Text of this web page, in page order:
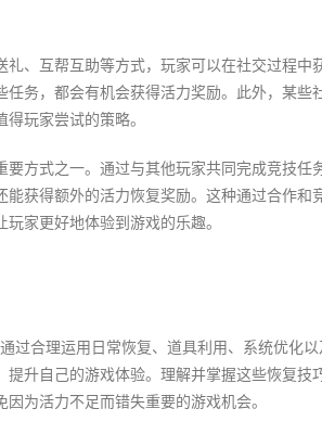
、互帮互助等方式，玩家可以在社交过程中
务，都会有机会获得活力奖励。此外，某些
玩家尝试的策略。
方式之一。通过与其他玩家共同完成竞技任
获得额外的活力恢复奖励。这种通过合作和
家更好地体验到游戏的乐趣。
过合理运用日常恢复、道具利用、系统优化
升自己的游戏体验。理解并掌握这些恢复技
为活力不足而错失重要的游戏机会。